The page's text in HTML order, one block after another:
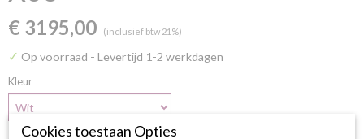
€ 3195,00 (inclusief btw 21%)
✓ Op voorraad - Levertijd 1-2 werkdagen
Kleur
Cookies toestaan Opties